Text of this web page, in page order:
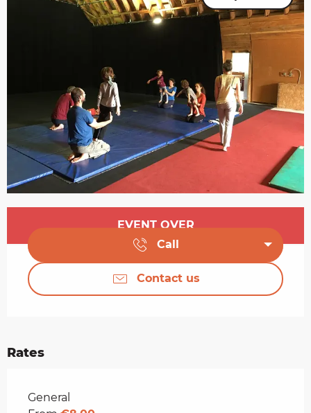
Opening hours & contact details
EVENT OVER
Call
Contact us
Rates
Rates 2026
General